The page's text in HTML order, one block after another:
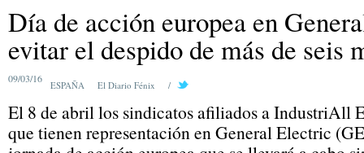
Día de acción europea en
evitar el despido de más de seis
09/03/16
ESPAÑA El Diario Fénix /
El 8 de abril los sindicatos afiliados a IndustriAll
que tienen representación en General Electric